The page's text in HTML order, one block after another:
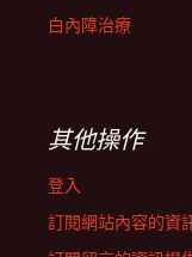
白內障治療
其他操作
登入
訂閱網站內容的資